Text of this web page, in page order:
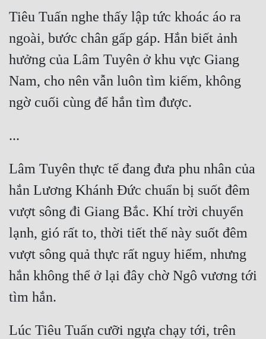
Tiêu Tuấn nghe thấy lập tức khoác áo ra
ngoài, bước chân gấp gáp. Hắn biết ảnh
hưởng của Lâm Tuyên ở khu vực Giang
Nam, cho nên vẫn luôn tìm kiếm, không
Lâm Tuyên thực tế đang đưa phu nhân của
hắn Lương Khánh Đức chuẩn bị suốt đêm
vượt sông đi Giang Bắc. Khí trời chuyển
lạnh, gió rất to, thời tiết thế này suốt đêm
vượt sông quả thực rất nguy hiểm, nhưng
hắn không thể ở lại đây chờ Ngô vương tới
Lúc Tiêu Tuấn cưỡi ngựa chạy tới, trên